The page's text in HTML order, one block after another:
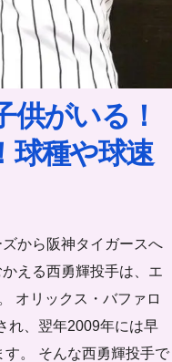
供がいる！
球種や球速
から阪神タイガースへ
える西勇輝投手は、エ
オリックス・バファロ
れ、翌年2009年には早
す。 そんな西勇輝投手で